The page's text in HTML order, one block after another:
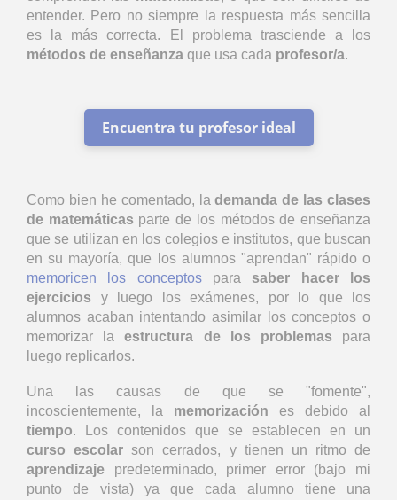
entender. Pero no siempre la respuesta más sencilla
es la más correcta. El problema trasciende a los
métodos de enseñanza que usa cada profesor/a.
Encuentra tu profesor ideal
Como bien he comentado, lademanda de las clases
de matemáticas parte de los métodos de enseñanza
que se utilizan en los colegios e institutos, que buscan
en su mayoría, que los alumnos "aprendan" rápido o
memoricen los conceptospara saber hacer los
ejercicios y luego los exámenes, por lo que los
alumnos acaban intentando asimilar los conceptos o
memorizar laestructura de los problemas para
luego replicarlos.
Una las causas de que se "fomente",
incoscientemente, la memorización es debido al
tiempo. Los contenidos que se establecen en un
curso escolar son cerrados, y tienen un ritmo de
aprendizaje predeterminado, primer error (bajo mi
punto de vista) ya que cada alumno tiene una